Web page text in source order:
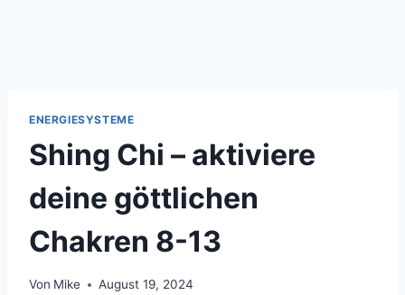
ENERGIESYSTEME
Shing Chi – aktiviere
deine göttlichen
Chakren 8-13
Von Mike August 19, 2024